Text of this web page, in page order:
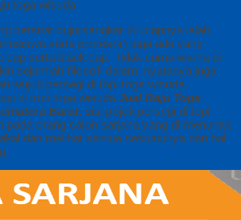
bersifat bujursangkar di ucapnya ialah
serta profesor) juga ada yang
cap serta black cap. Tidak cuma warna di
sejumlah filosofi dalam, nyatanya juga
wujud persegi di topi toga wisuda.
di topi toga wisuda Jual Baju Toga
Barat. sisi pojok persegi di topi
pada orang calon sarjana yang di menuntut
dan melihat semua sesuatunya dari hal